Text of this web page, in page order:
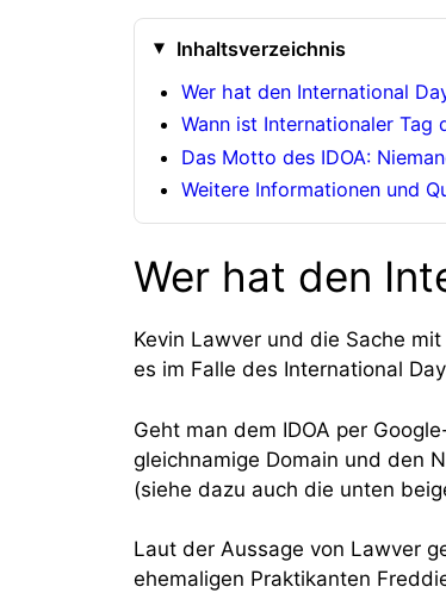
Inhaltsverzeichnis
Wer hat den International
Wann ist Internationaler Tag
Das Motto des IDOA:
Weitere Informationen und
Wer hat den
Kevin Lawver und die Sache
es im Falle des International
Geht man dem IDOA per
gleichnamige Domain und den
(siehe dazu auch die unten
Laut der Aussage von Lawver
ehemaligen Praktikanten